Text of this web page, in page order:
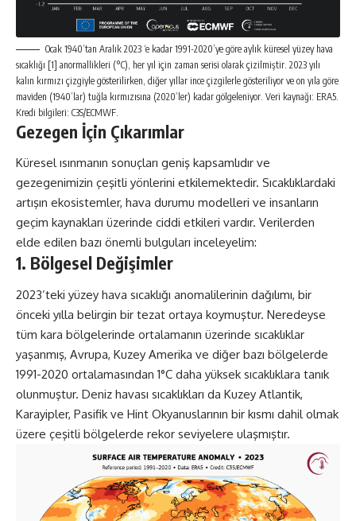
Ocak 1940’tan Aralık 2023 ‘e kadar 1991-2020’ye göre aylık küresel yüzey hava
sıcaklığı [1] anormallikleri (°C), her yıl için zaman serisi olarak çizilmiştir. 2023 yılı
kalın kırmızı çizgiyle gösterilirken, diğer yıllar ince çizgilerle gösteriliyor ve on yıla göre
maviden (1940’lar) tuğla kırmızısına (2020’ler) kadar gölgeleniyor. Veri kaynağı: ERA5.
Kredi bilgileri: C3S/ECMWF.
Gezegen İçin Çıkarımlar
Küresel ısınmanın sonuçları geniş kapsamlıdır ve
gezegenimizin çeşitli yönlerini etkilemektedir. Sıcaklıklardaki
artışın ekosistemler, hava durumu modelleri ve insanların
geçim kaynakları üzerinde ciddi etkileri vardır. Verilerden
elde edilen bazı önemli bulguları inceleyelim:
1. Bölgesel Değişimler
2023’teki yüzey hava sıcaklığı anomalilerinin dağılımı, bir
önceki yılla belirgin bir tezat ortaya koymuştur. Neredeyse
tüm kara bölgelerinde ortalamanın üzerinde sıcaklıklar
yaşanmış, Avrupa, Kuzey Amerika ve diğer bazı bölgelerde
1991-2020 ortalamasından 1°C daha yüksek sıcaklıklara tanık
olunmuştur. Deniz havası sıcaklıkları da Kuzey Atlantik,
Karayipler, Pasifik ve Hint Okyanuslarının bir kısmı dahil olmak
üzere çeşitli bölgelerde rekor seviyelere ulaşmıştır.